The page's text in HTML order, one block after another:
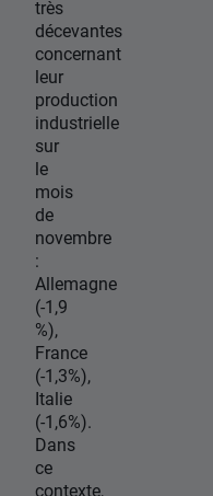
très
décevantes
concernant
leur
production
industrielle
sur
le
mois
de
novembre
:
Allemagne
(-1,9
%),
France
(-1,3%),
Italie
(-1,6%).
Dans
ce
contexte,